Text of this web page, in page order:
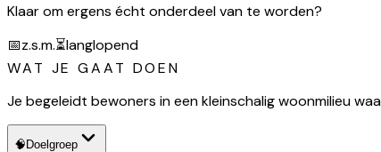
Klaar om ergens écht onderdeel van te worden?
📅z.s.m.⏳langlopend
WAT JE GAAT DOEN
Je begeleidt bewoners in een kleinschalig woonmilieu
🧠 Doelgroep